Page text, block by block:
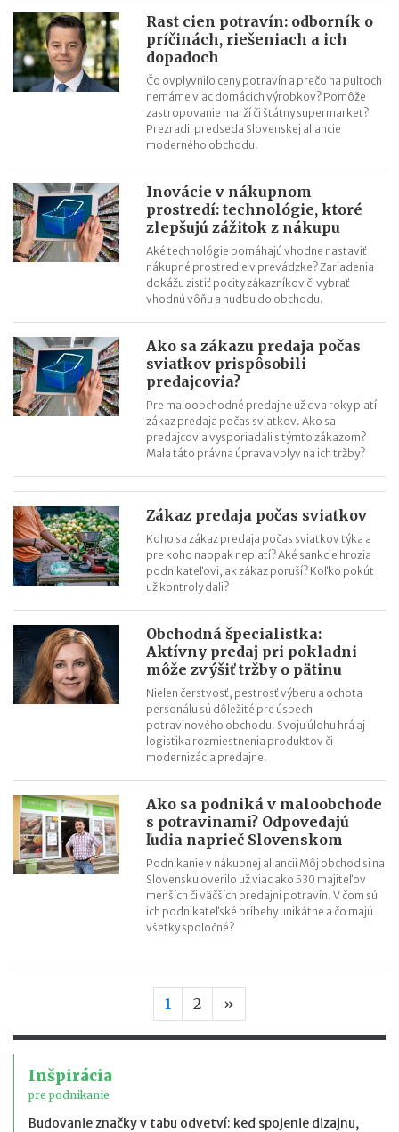
Rast cien potravín: odborník o
príčinách, riešeniach a ich
dopadoch
Čo ovplyvnilo ceny potravín a prečo na pultoch
nemáme viac domácich výrobkov? Pomôže
zastropovanie marží či štátny supermarket?
Prezradil predseda Slovenskej aliancie
moderného obchodu.
Inovácie v nákupnom
prostredí: technológie, ktoré
zlepšujú zážitok z nákupu
Aké technológie pomáhajú vhodne nastaviť
nákupné prostredie v prevádzke? Zariadenia
dokážu zistiť pocity zákazníkov či vybrať
vhodnú vôňu a hudbu do obchodu.
Ako sa zákazu predaja počas
sviatkov prispôsobili
predajcovia?
Pre maloobchodné predajne už dva roky platí
zákaz predaja počas sviatkov. Ako sa
predajcovia vysporiadali s týmto zákazom?
Mala táto právna úprava vplyv na ich tržby?
Zákaz predaja počas sviatkov
Koho sa zákaz predaja počas sviatkov týka a
pre koho naopak neplatí? Aké sankcie hrozia
podnikateľovi, ak zákaz poruší? Koľko pokút
už kontroly dali?
Obchodná špecialistka:
Aktívny predaj pri pokladni
môže zvýšiť tržby o pätinu
Nielen čerstvosť, pestrosť výberu a ochota
personálu sú dôležité pre úspech
potravinového obchodu. Svoju úlohu hrá aj
logistika rozmiestnenia produktov či
modernizácia predajne.
Ako sa podniká v maloobchode
s potravinami? Odpovedajú
ľudia naprieč Slovenskom
Podnikanie v nákupnej aliancii Môj obchod si na
Slovensku overilo už viac ako 530 majiteľov
menších či väčších predajní potravín. V čom sú
ich podnikateľské príbehy unikátne a čo majú
všetky spoločné?
1 2 »
Inšpirácia
pre podnikanie
Budovanie značky v tabu odvetví: keď spojenie dizajnu,